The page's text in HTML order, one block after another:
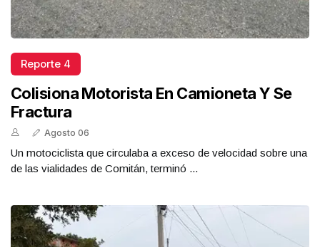
Reporte 4
Colisiona Motorista En Camioneta Y Se
Fractura
Agosto 06
Un motociclista que circulaba a exceso de velocidad sobre una
de las vialidades de Comitán, terminó ...